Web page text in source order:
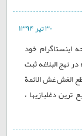
۳۰ تير ۱۳۹۴
اینستاگرام خود
نهج البلاغه ثبت
الغش غش الائمة
دغلبازيها ،